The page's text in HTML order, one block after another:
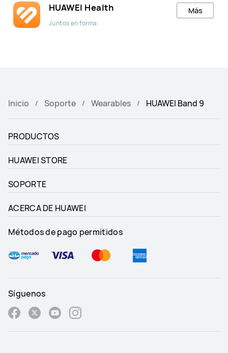
HUAWEI Health
Juntos en forma.
Más
Inicio Soporte Wearables HUAWEI Band 9
PRODUCTOS
HUAWEI STORE
SOPORTE
ACERCA DE HUAWEI
Métodos de pago permitidos
Síguenos